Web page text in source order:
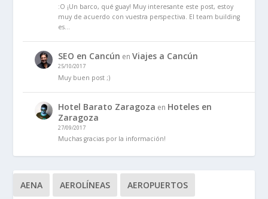
:O ¡Un barco, qué guay! Muy interesante este post, estoy
muy de acuerdo con vuestra perspectiva. El team building
es…
SEO en Cancún enViajes a Cancún
25/10/2017
Muy buen post ;)
Hotel Barato Zaragoza en Hoteles en
Zaragoza
27/09/2017
Muchas gracias por la información!
AENA AEROLÍNEAS AEROPUERTOS